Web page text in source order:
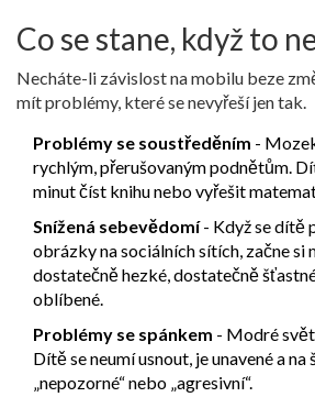
Co se stane, když to
Necháte-li závislost na mobilu beze
mít problémy, které se nevyřeší jen tak.
Problémy se soustředěním -
rychlým, přerušovaným podnětům.
minut číst knihu nebo vyřešit
Snížená sebevědomí- Když se dítě
obrázky na sociálních sítích, začne si
dostatečně hezké, dostatečně
oblíbené.
Problémy se spánkem - Modré
Dítě se neumí usnout, je unavené a
„nepozorné“ nebo „agresivní“.